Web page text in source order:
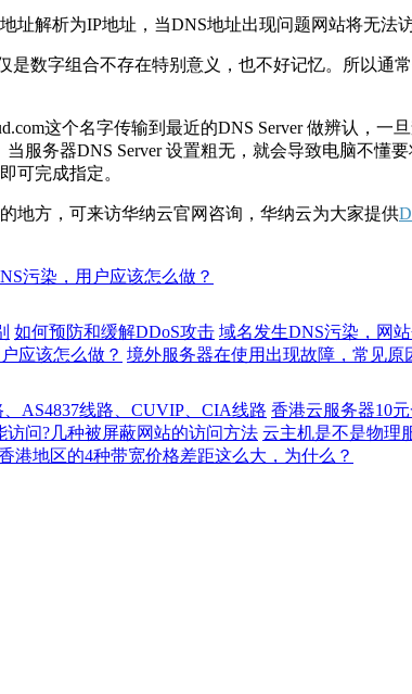
解析为IP地址，当DNS地址出现问题网站将无法访
数字组合不存在特别意义，也不好记忆。所以通
这个名字传输到最近的DNS Server 做辨认，
服务器DNS Server 设置粗无，就会导致电脑不懂
可完成指定。
地方，可来访华纳云官网咨询，华纳云为大家提供
污染，用户应该怎么做？
如何预防和缓解DDoS攻击 域名发生DNS污染，网
应该怎么做？ 境外服务器在使用出现故障，常见原
AS4837线路、CUVIP、CIA线路 香港云服务器10
问?几种被屏蔽网站的访问方法 云主机是不是物理
香港地区的4种带宽价格差距这么大，为什么？